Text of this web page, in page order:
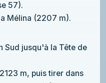
57).
Mélina (2207 m).
Sud jusqu'à la Tête de
m, puis tirer dans